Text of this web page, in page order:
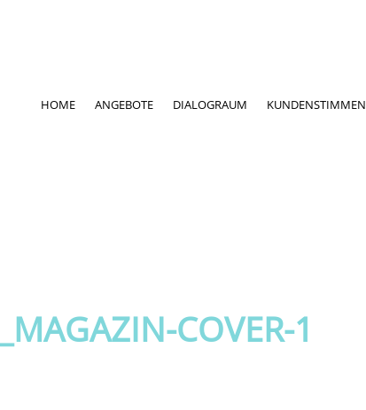
HOME ANGEBOTE DIALOGRAUM KUNDENSTIMMEN
COVER-1